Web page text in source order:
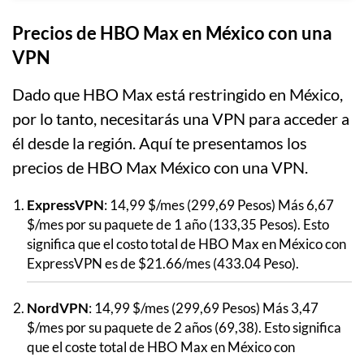
Precios de HBO Max en México con una
VPN
Dado que HBO Max está restringido en México,
por lo tanto, necesitarás una VPN para acceder a
él desde la región. Aquí te presentamos los
precios de HBO Max México con una VPN.
ExpressVPN: 14,99 $/mes (299,69 Pesos) Más 6,67
$/mes por su paquete de 1 año (133,35 Pesos). Esto
significa que el costo total de HBO Max en México con
ExpressVPN es de $21.66/mes (433.04 Peso).
NordVPN: 14,99 $/mes (299,69 Pesos) Más 3,47
$/mes por su paquete de 2 años (69,38). Esto significa
que el coste total de HBO Max en México con